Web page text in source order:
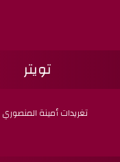
تويتر
تغريدات أمينة المنصوري